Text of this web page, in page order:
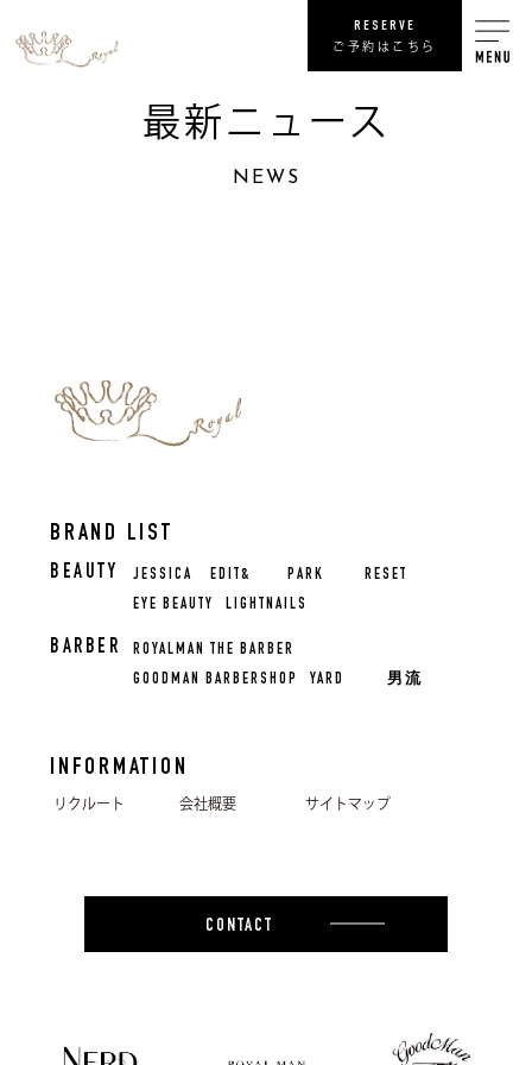
RESERVE
ご予約はこちら
RECRUIT
PRIVACY POLICY
最新ニュース
NEWS
BRAND LIST
BEAUTY JESSICA EDIT& PARK
RESET
EYE BEAUTY
LIGHTNAILS
BARBER
ROYALMAN THE BARBER
GOODMAN BARBERSHOP
YARD 男流
INFORMATION
リクルート 会社概要 サイトマップ
CONTACT